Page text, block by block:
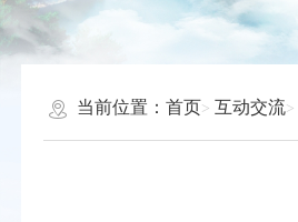
当前位置：首页 互动交流